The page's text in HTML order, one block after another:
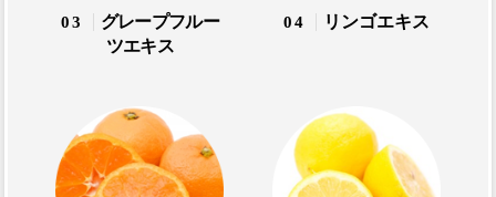
03
グレープフルー
ツエキス
04 リンゴエキス